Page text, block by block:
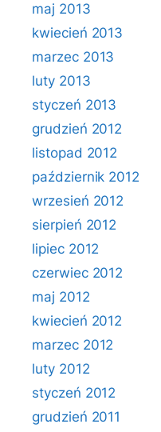
maj 2013
kwiecień 2013
marzec 2013
luty 2013
styczeń 2013
grudzień 2012
listopad 2012
październik 2012
wrzesień 2012
sierpień 2012
lipiec 2012
czerwiec 2012
maj 2012
kwiecień 2012
marzec 2012
luty 2012
styczeń 2012
grudzień 2011